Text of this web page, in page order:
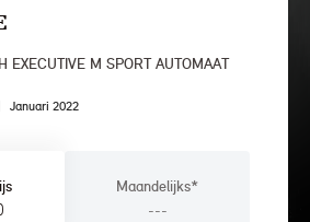
EXECUTIVE M SPORT AUTOMAAT
Januari 2022
Maandelijks*
---